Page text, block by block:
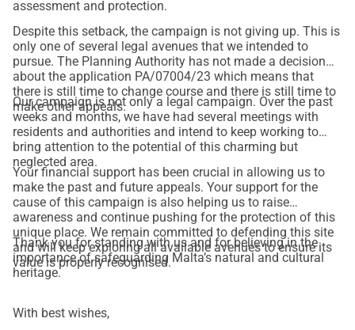
assessment and protection.
Despite this setback, the campaign is not giving up. This is
only one of several legal avenues that we intended to
pursue. The Planning Authority has not made a decision
about the application PA/07004/23 which means that
there is still time to change course and there is still time to
make other appeals.
Our campaign is not only a legal campaign. Over the past
weeks and months, we have had several meetings with
residents and authorities and intend to keep working to
bring attention to the potential of this charming but
neglected area.
Your financial support has been crucial in allowing us to
make the past and future appeals. Your support for the
cause of this campaign is also helping us to raise
awareness and continue pushing for the protection of this
unique place. We remain committed to defending this site
and will keep exploring all available avenues to ensure its
value is properly recognised.
Thank you for standing with us and for believing in the
importance of safeguarding Malta’s natural and cultural
heritage.
With best wishes,